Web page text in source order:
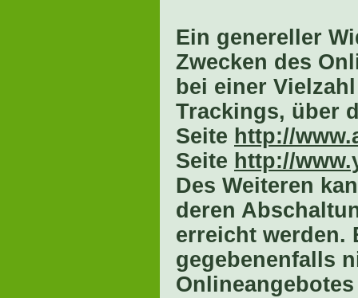
Ein genereller
Zwecken des
bei einer
Trackings, über
Seite http://
Seite http://
Des Weiteren
deren
erreicht werden.
gegebenenfalls